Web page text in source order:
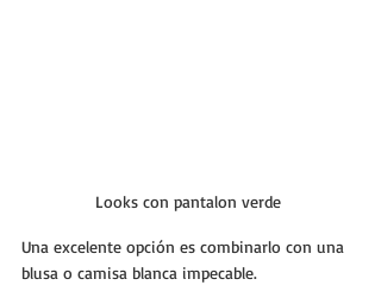
Looks con pantalon verde
Una excelente opción es combinarlo con una
blusa o camisa blanca impecable.